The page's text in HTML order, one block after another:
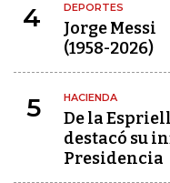
4 DEPORTES
Jorge Messi
(1958-2026)
5 HACIENDA
De la
destacó su
Presidencia